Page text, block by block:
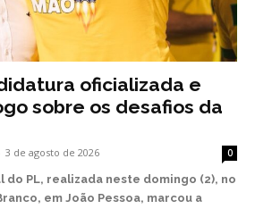
oficializada e
sobre os desafios da
3 de agosto de 2026 0
do PL, realizada neste domingo (2), no
em João Pessoa, marcou a